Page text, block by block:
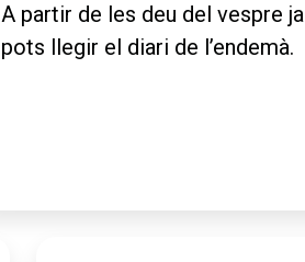
A partir de les deu del vespre ja
pots llegir el diari de l’endemà.